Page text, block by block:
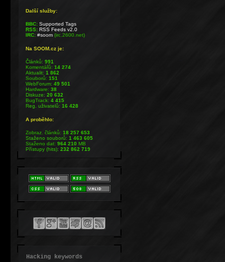
Další služby:
BBC: Supported Tags
RSS: RSS Feeds v2.0
IRC: #soom(irc.2600.net)
Na SOOM.cz je:
Článků:991
Komentářů:14 274
Aktualit:1 862
Souborů:151
WebForum:49 501
Hardware:38
Diskuze:20 632
BugTrack:4 415
Reg. uživatelů:16 428
A proběhlo:
Zobraz. článků:18 257 653
Staženo souborů:1 463 605
Staženo dat:964 210MB
Přístupy (hits):232 862 719
Hacking keywords